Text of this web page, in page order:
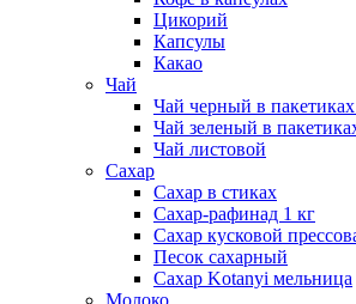
Цикорий
Капсулы
Какао
Чай
Чай черный в
Чай зеленый в
Чай листовой
Сахар
Сахар в стиках
Сахар-рафинад 1 кг
Сахар кусковой
Песок сахарный
Сахар Kotanyi мельница
Молоко